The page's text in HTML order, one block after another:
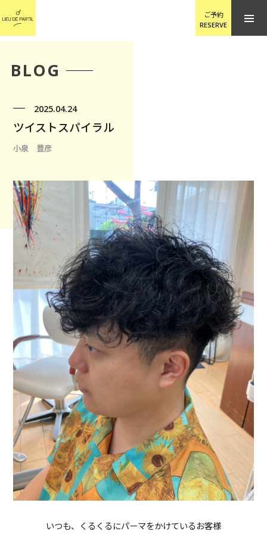
ご予約
RESERVE
BLOG
2025.04.24
ツイストスパイラル
小泉 豊彦
いつも、くるくるにパーマをかけているお客様